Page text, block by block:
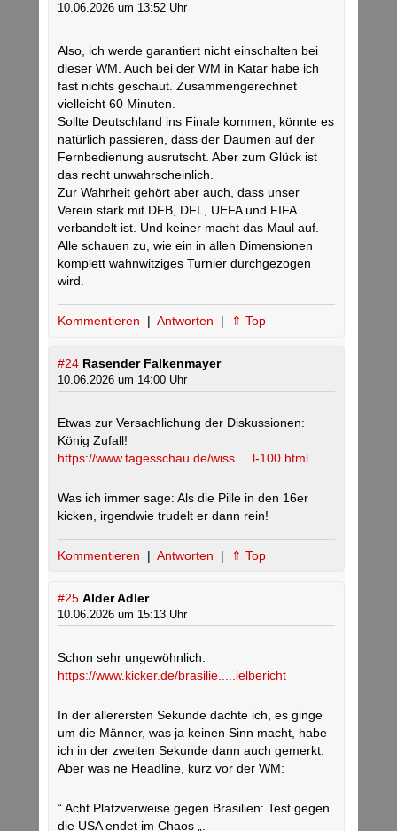
10.06.2026 um 13:52 Uhr
Also, ich werde garantiert nicht einschalten bei
dieser WM. Auch bei der WM in Katar habe ich
fast nichts geschaut. Zusammengerechnet
vielleicht 60 Minuten.
Sollte Deutschland ins Finale kommen, könnte es
natürlich passieren, dass der Daumen auf der
Fernbedienung ausrutscht. Aber zum Glück ist
das recht unwahrscheinlich.
Zur Wahrheit gehört aber auch, dass unser
Verein stark mit DFB, DFL, UEFA und FIFA
verbandelt ist. Und keiner macht das Maul auf.
Alle schauen zu, wie ein in allen Dimensionen
komplett wahnwitziges Turnier durchgezogen
wird.
Kommentieren | Antworten | ⇑ Top
#24 Rasender Falkenmayer
10.06.2026 um 14:00 Uhr
Etwas zur Versachlichung der Diskussionen:
König Zufall!
https://www.tagesschau.de/wiss.....l-100.html
Was ich immer sage: Als die Pille in den 16er
kicken, irgendwie trudelt er dann rein!
Kommentieren | Antworten | ⇑ Top
#25 Alder Adler
10.06.2026 um 15:13 Uhr
Schon sehr ungewöhnlich:
https://www.kicker.de/brasilie.....ielbericht
In der allerersten Sekunde dachte ich, es ginge
um die Männer, was ja keinen Sinn macht, habe
ich in der zweiten Sekunde dann auch gemerkt.
Aber was ne Headline, kurz vor der WM:
“ Acht Platzverweise gegen Brasilien: Test gegen
die USA endet im Chaos „.